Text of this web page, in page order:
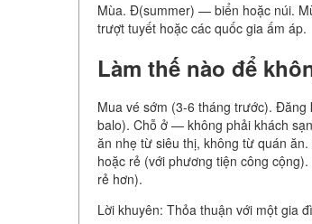
Mùa. Đ(summer) — biển hoặc núi.
trượt tuyết hoặc các quốc gia ấm áp.
Làm thế nào để
Mua vé sớm (3-6 tháng trước).
balo). Chỗ ở — không phải khách
ăn nhẹ từ siêu thị, không từ quán
hoặc rẻ (với phương tiện công
rẻ hơn).
Lời khuyên: Thỏa thuận với một gia